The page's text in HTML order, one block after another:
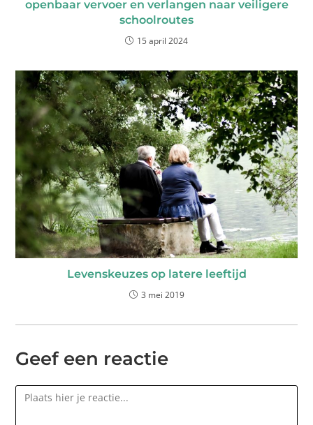
openbaar vervoer en verlangen naar veiligere
schoolroutes
15 april 2024
Levenskeuzes op latere leeftijd
3 mei 2019
Geef een reactie